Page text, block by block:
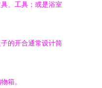
、工具；或是浴室
的开合通常设计简
箱。